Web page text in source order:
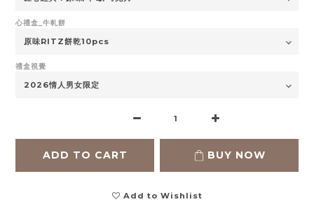
心禮盒_牛軋餅
禮盒視覺
ADD TO CART BUY NOW
Add to Wishlist